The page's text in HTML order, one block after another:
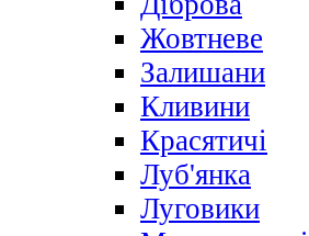
Жовтневе
Залишани
Кливини
Красятичі
Луб'янка
Луговики